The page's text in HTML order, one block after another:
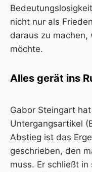
nicht nur als
daraus zu machen,
möchte.
Alles gerät ins
Gabor Steingart
Untergangsartikel
Abstieg ist das
geschrieben, den
muss. Er schließt